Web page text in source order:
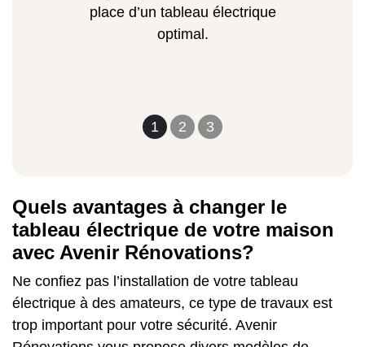
1 2 3
place d’un tableau électrique
optimal.
Quels avantages à changer le
tableau électrique de votre maison
avec Avenir Rénovations?
Ne confiez pas l’installation de votre tableau
électrique à des amateurs, ce type de travaux est
trop important pour votre sécurité. Avenir